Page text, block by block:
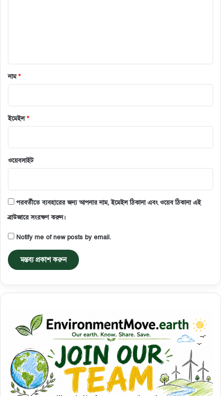
নাম*
ইমেইল*
ওয়েবসাইট
পরবর্তীতে ব্যবহারের জন্য আপনার নাম, ইমেইল ঠিকানা এবং ওয়েব ঠিকানা এই
ব্রাউজারে সংরক্ষণ করুন।
Notify me of new posts by email.